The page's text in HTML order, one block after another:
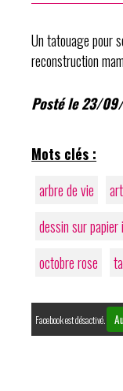
Un tatouage pour
reconstruction
Posté le 23/
Mots clés :
arbre de vie
dessin sur papier
octobre rose
Facebook est désactivé.